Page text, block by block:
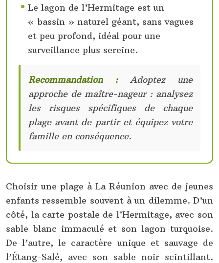
Le lagon de l’Hermitage est un
« bassin » naturel géant, sans vagues
et peu profond, idéal pour une
surveillance plus sereine.
Recommandation :Adoptez une
approche de maître-nageur : analysez
les risques spécifiques de chaque
plage avant de partir et équipez votre
famille en conséquence.
Choisir une plage à La Réunion avec de jeunes
enfants ressemble souvent à un dilemme. D’un
côté, la carte postale de l’Hermitage, avec son
sable blanc immaculé et son lagon turquoise.
De l’autre, le caractère unique et sauvage de
l’Étang-Salé, avec son sable noir scintillant.